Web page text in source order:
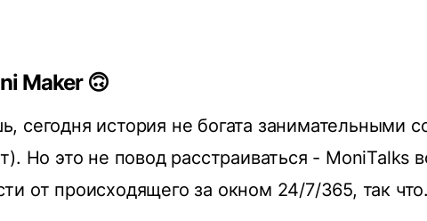
Maker 🙃
сегодня история не богата занимательными
Но это не повод расстраиваться - MoniTalks
от происходящего за окном 24/7/365, так